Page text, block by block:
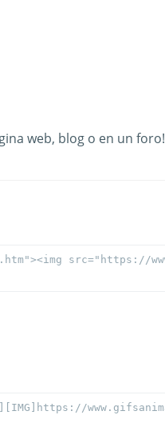
web, blog o en un foro!